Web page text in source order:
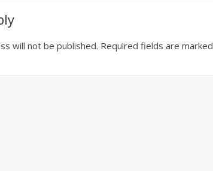
p
pwill not be published. Required fields are marked